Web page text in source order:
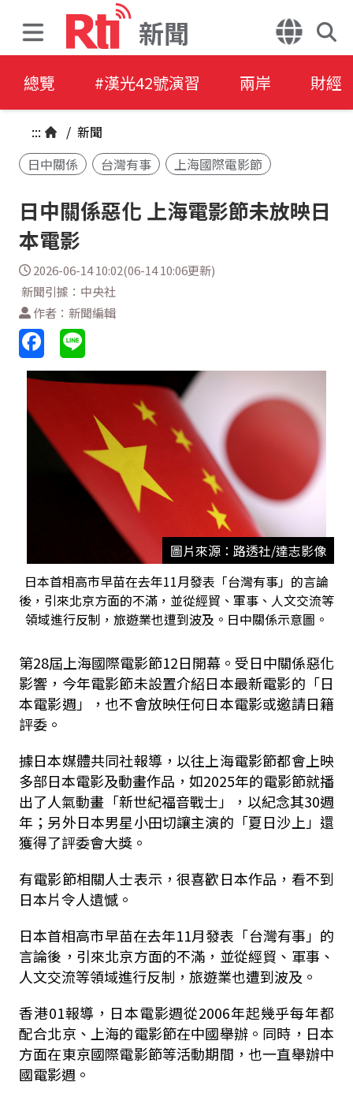
新聞
總覽 #漢光42號演習 兩岸 財經
::: / 新聞
日中關係
台灣有事 上海國際電影節
日中關係惡化 上海電影節未放映日
本電影
2026-06-14 10:02(06-14 10:06更新)
新聞引據：中央社
作者：新聞編輯
圖片來源：路透社/達志影像
日本首相高市早苗在去年11月發表「台灣有事」的言論
後，引來北京方面的不滿，並從經貿、軍事、人文交流等
領域進行反制，旅遊業也遭到波及。日中關係示意圖。
第28屆上海國際電影節12日開幕。受日中關係惡化
影響，今年電影節未設置介紹日本最新電影的「日
本電影週」，也不會放映任何日本電影或邀請日籍
評委。
據日本媒體共同社報導，以往上海電影節都會上映
多部日本電影及動畫作品，如2025年的電影節就播
出了人氣動畫「新世紀福音戰士」，以紀念其30週
年；另外日本男星小田切讓主演的「夏日沙上」還
獲得了評委會大獎。
有電影節相關人士表示，很喜歡日本作品，看不到
日本片令人遺憾。
日本首相高市早苗在去年11月發表「台灣有事」的
言論後，引來北京方面的不滿，並從經貿、軍事、
人文交流等領域進行反制，旅遊業也遭到波及。
香港01報導，日本電影週從2006年起幾乎每年都
配合北京、上海的電影節在中國舉辦。同時，日本
方面在東京國際電影節等活動期間，也一直舉辦中
國電影週。